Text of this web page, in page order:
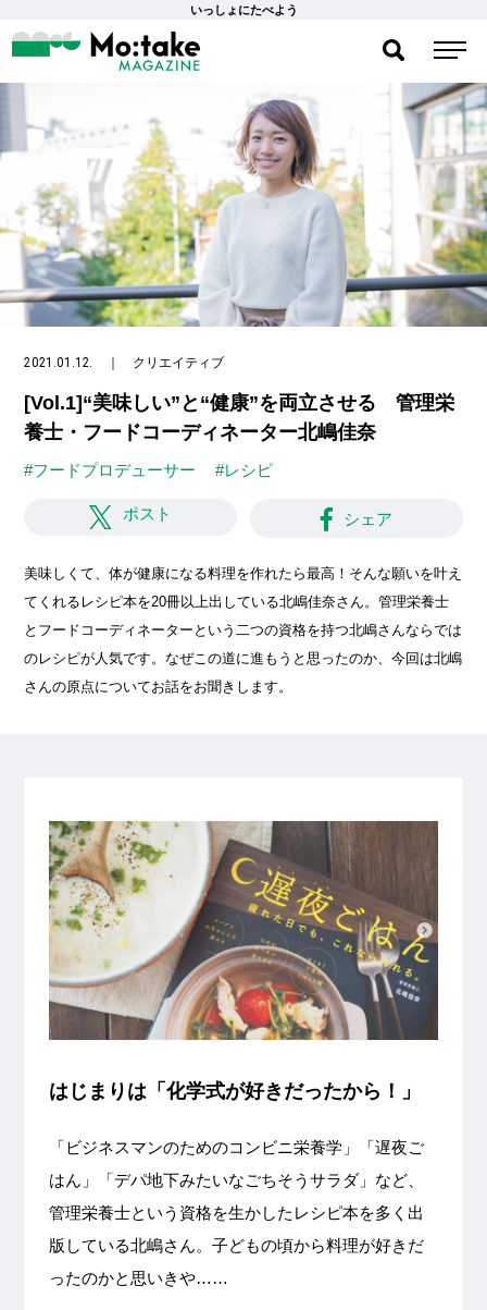
いっしょにたべよう
2021.01.12. クリエイティブ
[Vol.1]“美味しい”と“健康”を両立させる 管理栄
養士・フードコーディネーター北嶋佳奈
#フードプロデューサー #レシピ
ポスト シェア
美味しくて、体が健康になる料理を作れたら最高！そんな願いを叶え
てくれるレシピ本を20冊以上出している北嶋佳奈さん。管理栄養士
とフードコーディネーターという二つの資格を持つ北嶋さんならでは
のレシピが人気です。なぜこの道に進もうと思ったのか、今回は北嶋
さんの原点についてお話をお聞きします。
はじまりは「化学式が好きだったから！」
「ビジネスマンのためのコンビニ栄養学」「遅夜ご
はん」「デパ地下みたいなごちそうサラダ」など、
管理栄養士という資格を生かしたレシピ本を多く出
版している北嶋さん。子どもの頃から料理が好きだ
ったのかと思いきや……